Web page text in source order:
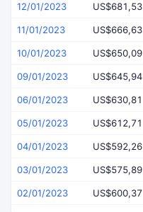
12/01/2023 US$681,53
11/01/2023 US$666,63
10/01/2023 US$650,09
09/01/2023 US$645,94
06/01/2023 US$630,81
05/01/2023 US$612,71
04/01/2023 US$592,26
03/01/2023 US$575,89
02/01/2023 US$600,37